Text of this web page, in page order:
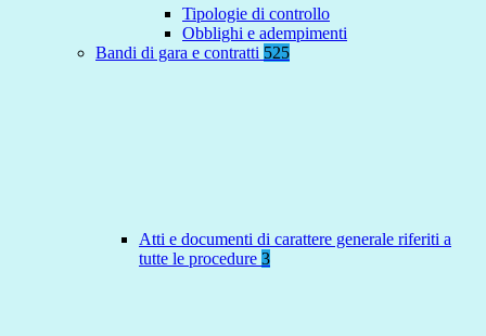
Tipologie di controllo
Obblighi e adempimenti
Bandi di gara e contratti 525
Atti e documenti di carattere generale riferiti a
tutte le procedure 3